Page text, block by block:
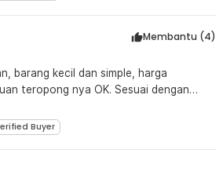
Membantu (4)
barang kecil dan simple, harga
teropong nya OK. Sesuai dengan
juga neh buat para petualang
Buyer